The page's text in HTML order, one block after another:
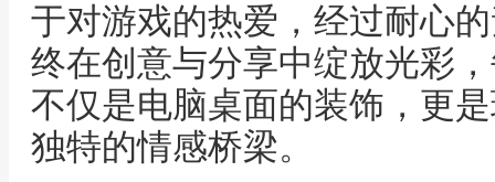
于对游戏的热爱，经过耐心
终在创意与分享中绽放光彩
不仅是电脑桌面的装饰，更
独特的情感桥梁。